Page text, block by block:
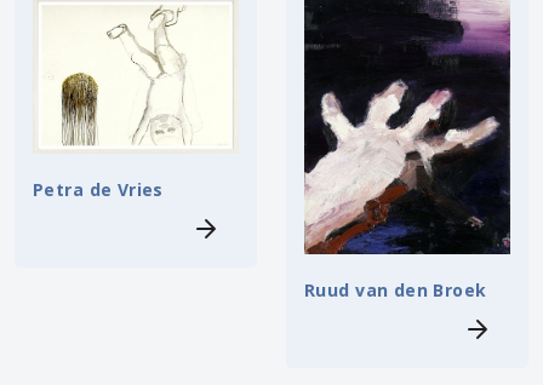
Petra de Vries
Ruud van den Broek